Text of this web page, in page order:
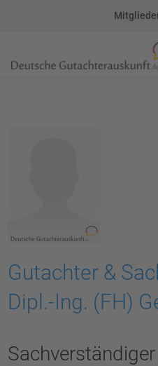
Gutachter &
Dipl.-Ing. (FH)